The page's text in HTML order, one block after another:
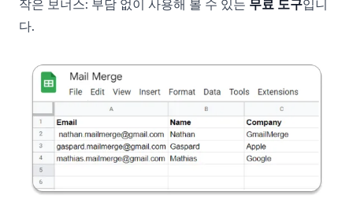
작은 보너스: 부담 없이 사용해 볼 수 있는 무료 도구입니
다.